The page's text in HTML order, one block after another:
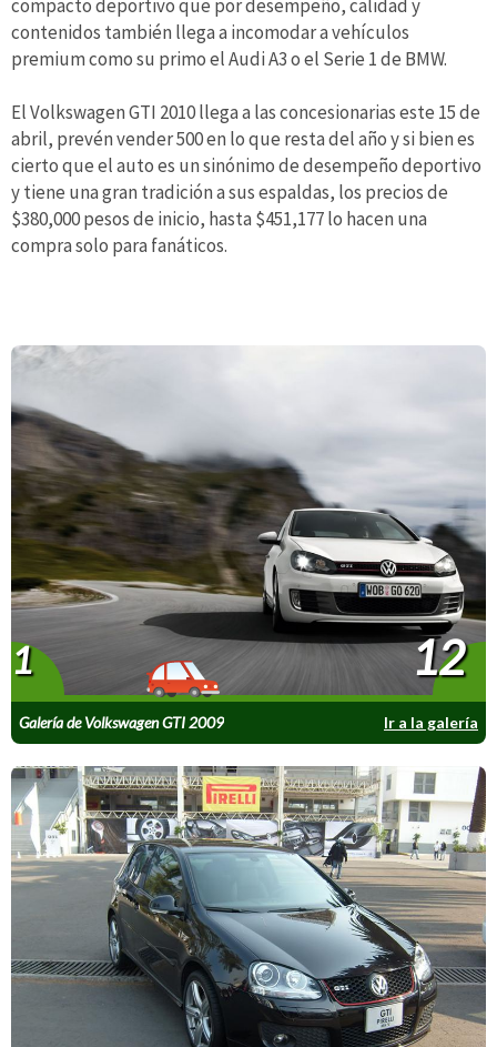
compacto deportivo que por desempeño, calidad y
contenidos también llega a incomodar a vehículos
premium como su primo el Audi A3 o el Serie 1 de BMW.
El Volkswagen GTI 2010 llega a las concesionarias este 15 de
abril, prevén vender 500 en lo que resta del año y si bien es
cierto que el auto es un sinónimo de desempeño deportivo
y tiene una gran tradición a sus espaldas, los precios de
$380,000 pesos de inicio, hasta $451,177 lo hacen una
compra solo para fanáticos.
Galería de Volkswagen GTI 2009 Ir a la galería
1 12